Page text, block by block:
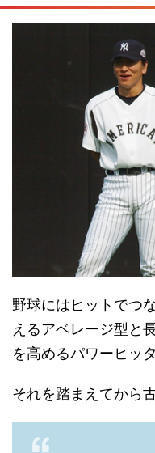
野球にはヒットでつ
えるアベレージ型と
を高めるパワーヒッ
それを踏まえてから